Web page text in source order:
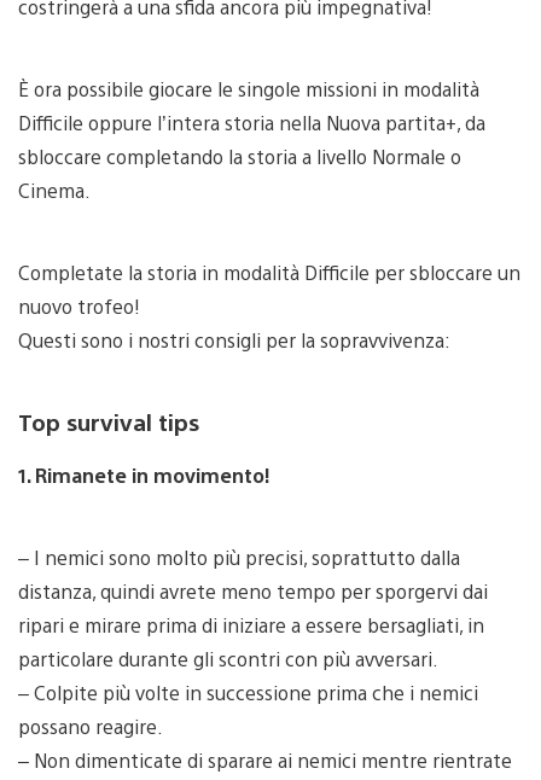
costringerà a una sfida ancora più impegnativa!
È ora possibile giocare le singole missioni in modalità
Difficile oppure l’intera storia nella Nuova partita+, da
sbloccare completando la storia a livello Normale o
Cinema.
Completate la storia in modalità Difficile per sbloccare un
nuovo trofeo!
Questi sono i nostri consigli per la sopravvivenza:
Top survival tips
1. Rimanete in movimento!
– I nemici sono molto più precisi, soprattutto dalla
distanza, quindi avrete meno tempo per sporgervi dai
ripari e mirare prima di iniziare a essere bersagliati, in
particolare durante gli scontri con più avversari.
– Colpite più volte in successione prima che i nemici
possano reagire.
– Non dimenticate di sparare ai nemici mentre rientrate